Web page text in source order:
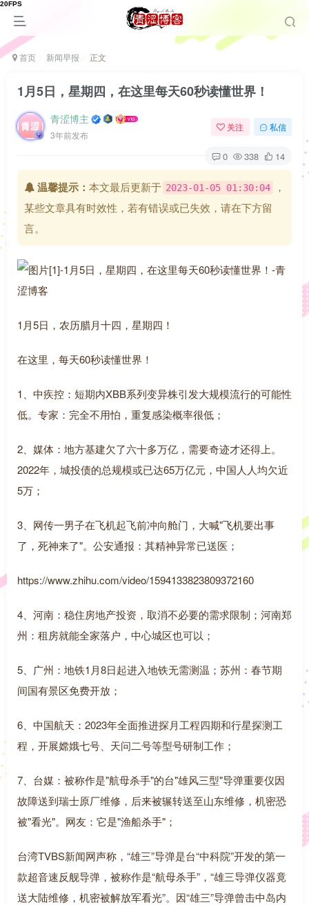
首页 新闻早报 正文
1月5日，星期四，在这里每天60秒读懂世界！
青涩博主
3年前发布
关注 私信
0 338 14
温馨提示： 本文最后更新于 2023-01-05 01:30:04
，
某些文章具有时效性，若有错误或已失效，请在下方留
言。
1月5日，农历腊月十四，星期四！
在这里，每天60秒读懂世界！
1、中疾控：短期内XBB系列变异株引发大规模流行的可能性
低。专家：完全不用怕，重复感染概率很低；
2、媒体：地方基建欠了六十多万亿，需要奇迹才还得上。
2022年，城投债的总规模或已达65万亿元，中国人人均欠近
5万；
3、网传一男子在飞机起飞前冲向舱门，大喊"飞机要出事
了，死神来了"。公安通报：其精神异常已送医；
https://www.zhihu.com/video/1594133823809372160
4、河南：稳住房地产投资，取消不必要的需求限制；河南郑
州：租房就能全家落户，中心城区也可以；
5、广州：地铁1月8日起进入地铁无需测温；苏州：春节期
间国有景区免费开放；
6、中国航天：2023年全面推进探月工程四期和行星探测工
程，开展嫦娥七号、天问二号等型号研制工作；
7、台媒：被称作是"航母杀手"的台"雄风三型"导弹重要仪因
故障送到瑞士原厂维修，后来被辗转送至山东维修，机密恐
被"看光"。网友：它是"渔船杀手"；
台湾TVBS新闻网声称，“雄三”导弹是台“中科院”开发的第一
款超音速反舰导弹，被称作是“航母杀手”，“雄三导弹仪器竟
送大陆维修，机密被解放军看光”。因“雄三”导弹曾击中岛内